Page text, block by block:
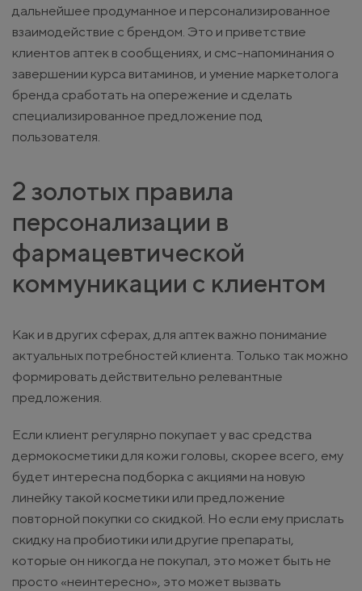
дальнейшее продуманное и персонализированное
взаимодействие с брендом. Это и приветствие
клиентов аптек в сообщениях, и смс-напоминания о
завершении курса витаминов, и умение маркетолога
бренда сработать на опережение и сделать
специализированное предложение под
пользователя.
2 золотых правила
персонализации в
фармацевтической
коммуникации с клиентом
Как и в других сферах, для аптек важно понимание
актуальных потребностей клиента. Только так можно
формировать действительно релевантные
предложения.
Если клиент регулярно покупает у вас средства
дермокосметики для кожи головы, скорее всего, ему
будет интересна подборка с акциями на новую
линейку такой косметики или предложение
повторной покупки со скидкой. Но если ему прислать
скидку на пробиотики или другие препараты,
которые он никогда не покупал, это может быть не
просто «неинтересно», это может вызвать